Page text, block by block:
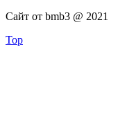
Сайт от bmb3 @ 2021
Top